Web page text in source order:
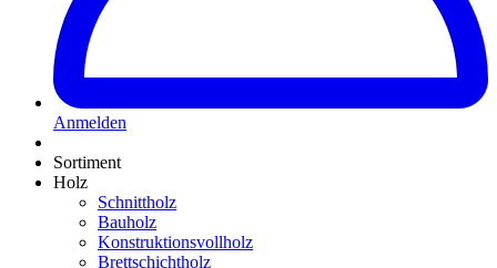
Anmelden
Sortiment
Holz
Schnittholz
Bauholz
Konstruktionsvollholz
Brettschichtholz